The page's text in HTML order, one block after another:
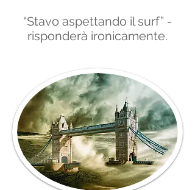
“Stavo aspettando il surf” -
risponderà ironicamente.